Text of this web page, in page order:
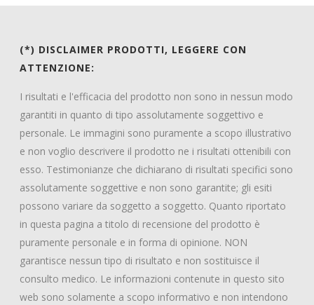
(*) DISCLAIMER PRODOTTI, LEGGERE CON
ATTENZIONE:
I risultati e l'efficacia del prodotto non sono in nessun modo
garantiti in quanto di tipo assolutamente soggettivo e
personale. Le immagini sono puramente a scopo illustrativo
e non voglio descrivere il prodotto ne i risultati ottenibili con
esso. Testimonianze che dichiarano di risultati specifici sono
assolutamente soggettive e non sono garantite; gli esiti
possono variare da soggetto a soggetto. Quanto riportato
in questa pagina a titolo di recensione del prodotto è
puramente personale e in forma di opinione. NON
garantisce nessun tipo di risultato e non sostituisce il
consulto medico. Le informazioni contenute in questo sito
web sono solamente a scopo informativo e non intendono